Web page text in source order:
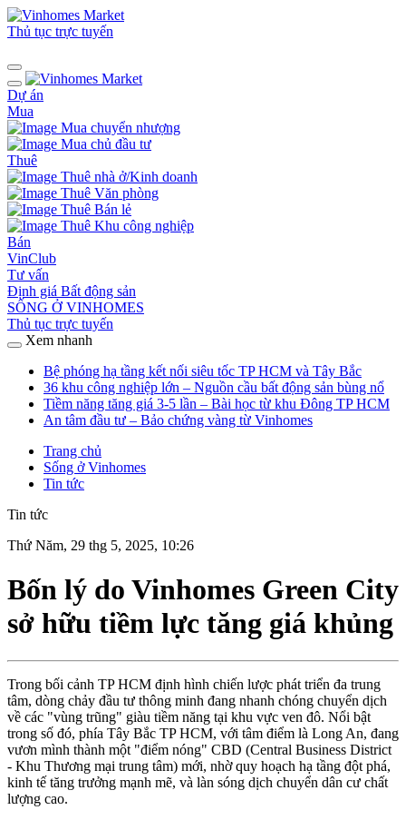
Thủ tục trực tuyến
Dự án
Mua
Mua chuyển nhượng
Mua chủ đầu tư
Thuê
Thuê nhà ở/Kinh doanh
Thuê Văn phòng
Thuê Bán lẻ
Thuê Khu công nghiệp
Bán
VinClub
Tư vấn
Định giá Bất động sản
SỐNG Ở VINHOMES
Thủ tục trực tuyến
Xem nhanh
Bệ phóng hạ tầng kết nối siêu tốc TP HCM và Tây Bắc
36 khu công nghiệp lớn – Nguồn cầu bất động sản bùng nổ
Tiềm năng tăng giá 3-5 lần – Bài học từ khu Đông TP HCM
An tâm đầu tư – Bảo chứng vàng từ Vinhomes
Trang chủ
Sống ở Vinhomes
Tin tức
Tin tức
Thứ Năm, 29 thg 5, 2025, 10:26
Bốn lý do Vinhomes Green City
sở hữu tiềm lực tăng giá khủng
Trong bối cảnh TP HCM định hình chiến lược phát triển đa trung
tâm, dòng chảy đầu tư thông minh đang nhanh chóng chuyển dịch
về các "vùng trũng" giàu tiềm năng tại khu vực ven đô. Nổi bật
trong số đó, phía Tây Bắc TP HCM, với tâm điểm là Long An, đang
vươn mình thành một "điểm nóng" CBD (Central Business District
- Khu Thương mại trung tâm) mới, nhờ quy hoạch hạ tầng đột phá,
kinh tế tăng trưởng mạnh mẽ, và làn sóng dịch chuyển dân cư chất
lượng cao.